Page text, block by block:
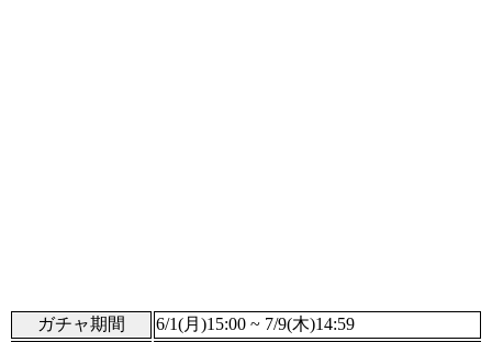
ガチャ期間 6/1(月)15:00 ~ 7/9(木)14:59